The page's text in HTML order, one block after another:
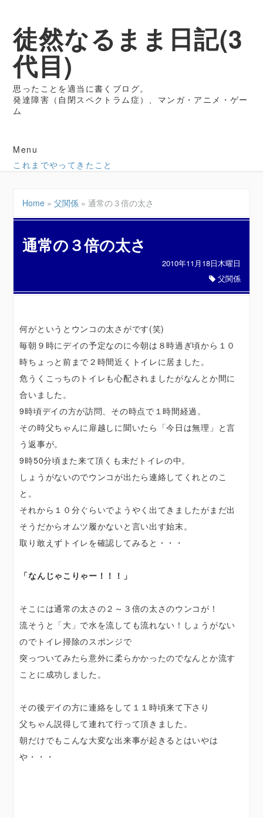
徒然なるまま日記(3
代目)
思ったことを適当に書くブログ。
発達障害（自閉スペクトラム症）、マンガ・アニメ・ゲー
ム
Menu
これまでやってきたこと
Home »父関係 »通常の３倍の太さ
通常の３倍の太さ
2010年11月18日木曜日
父関係
何がというとウンコの太さがです(笑)
毎朝９時にデイの予定なのに今朝は８時過ぎ頃から１０
時ちょっと前まで２時間近くトイレに居ました。
危うくこっちのトイレも心配されましたがなんとか間に
合いました。
9時頃デイの方が訪問、その時点で１時間経過。
その時父ちゃんに扉越しに聞いたら「今日は無理」と言
う返事が。
9時50分頃また来て頂くも未だトイレの中。
しょうがないのでウンコが出たら連絡してくれとのこ
と。
それから１０分ぐらいでようやく出てきましたがまだ出
そうだからオムツ履かないと言い出す始末。
取り敢えずトイレを確認してみると・・・
「なんじゃこりゃー！！！」
そこには通常の太さの２～３倍の太さのウンコが！
流そうと「大」で水を流しても流れない！しょうがない
のでトイレ掃除のスポンジで
突っついてみたら意外に柔らかかったのでなんとか流す
ことに成功しました。
その後デイの方に連絡をして１１時頃来て下さり
父ちゃん説得して連れて行って頂きました。
朝だけでもこんな大変な出来事が起きるとはいやは
や・・・